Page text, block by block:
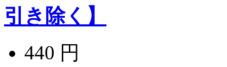
引き除く】
440 円